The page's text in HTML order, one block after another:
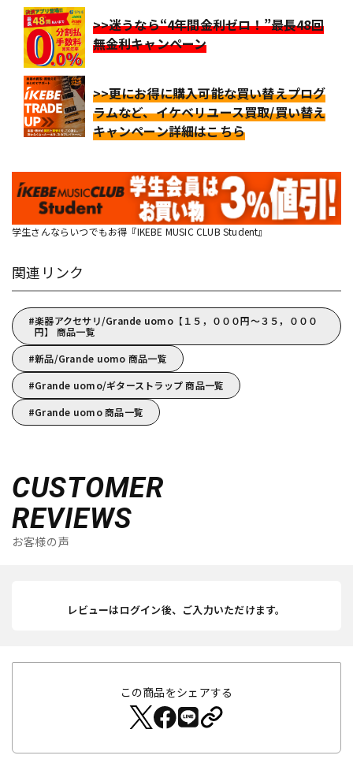
>>迷うなら“4年間金利ゼロ！”最長48回
無金利キャンペーン
>>更にお得に購入可能な買い替えプログ
ラムなど、イケベリユース買取/買い替え
キャンペーン詳細はこちら
学生さんならいつでもお得『IKEBE MUSIC CLUB Student』
関連リンク
楽器アクセサリ/Grande uomo【１５，０００円～３５，０００
円】 商品一覧
新品/Grande uomo 商品一覧
Grande uomo/ギターストラップ 商品一覧
Grande uomo 商品一覧
CUSTOMER
REVIEWS
お客様の声
レビューはログイン後、ご入力いただけます。
この商品をシェアする